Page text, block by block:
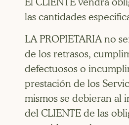
las cantidades
LA PROPIETARIA no
de los retrasos,
defectuosos o
prestación de los
mismos se debieran al
del CLIENTE de las